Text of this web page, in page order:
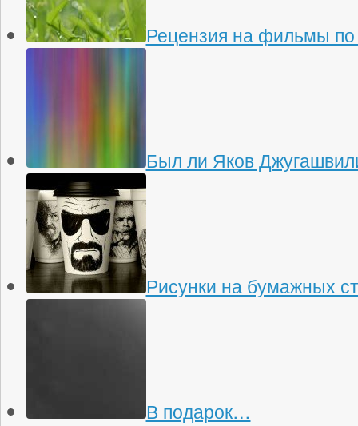
Рецензия на фильмы по
Был ли Яков
Рисунки на бумажных
В подарок…